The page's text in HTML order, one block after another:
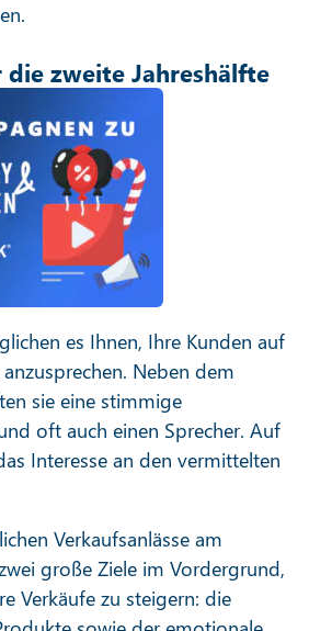
zweite Jahreshälfte
es Ihnen, Ihre Kunden auf
Neben dem
sie eine stimmige
oft auch einen Sprecher. Auf
Interesse an den vermittelten
Verkaufsanlässe am
große Ziele im Vordergrund,
Verkäufe zu steigern: die